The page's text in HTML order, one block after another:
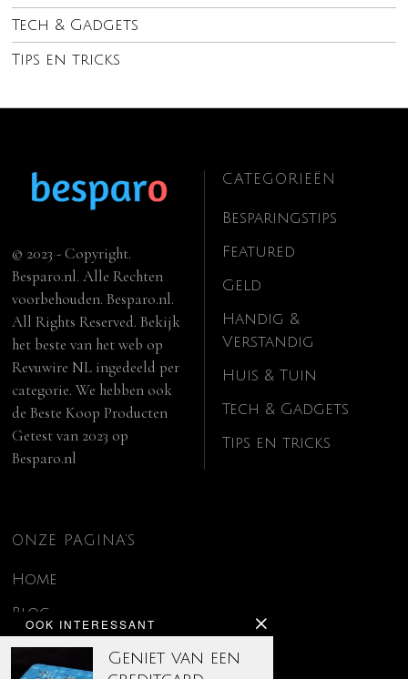
Tech & Gadgets
Tips en tricks
OOK INTERESSANT
Geniet van een
© 2023 - Copyright.
Besparo.nl. Alle Rechten
voorbehouden. Besparo.nl.
All Rights Reserved. Bekijk
het beste van het web op
Revuwire NL ingedeeld per
categorie. We hebben ook
deBeste Koop Producten
Getest van 2023 op
Besparo.nl
CATEGORIEËN
Besparingstips
Featured
Geld
Handig &
Verstandig
Huis & Tuin
Tech & Gadgets
Tips en tricks
ONZE PAGINA’S
Home
Blog
Contact